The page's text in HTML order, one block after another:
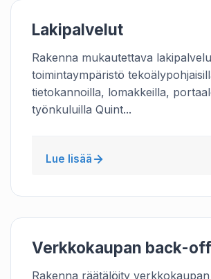
Lakipalvelut
Rakenna mukautettava
toimintaympäristö
tietokannoilla, lomakkeilla,
työnkuluilla Quint...
Lue lisää
Verkkokaupan back-
Rakenna räätälöity